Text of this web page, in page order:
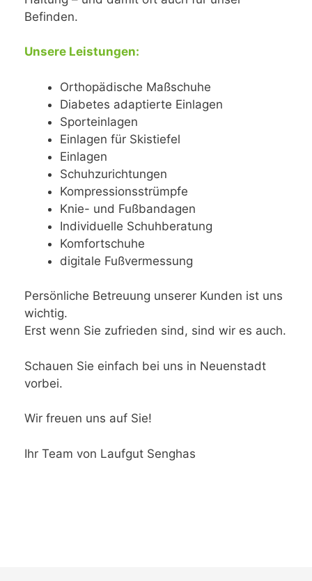
Befinden.
Unsere Leistungen:
Orthopädische Maßschuhe
Diabetes adaptierte Einlagen
Sporteinlagen
Einlagen für Skistiefel
Einlagen
Schuhzurichtungen
Kompressionsstrümpfe
Knie- und Fußbandagen
Individuelle Schuhberatung
Komfortschuhe
digitale Fußvermessung
Persönliche Betreuung unserer Kunden ist uns
wichtig.
Erst wenn Sie zufrieden sind, sind wir es auch.
Schauen Sie einfach bei uns in Neuenstadt
vorbei.
Wir freuen uns auf Sie!
Ihr Team von Laufgut Senghas